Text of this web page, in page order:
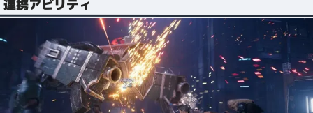
連携アビリティ